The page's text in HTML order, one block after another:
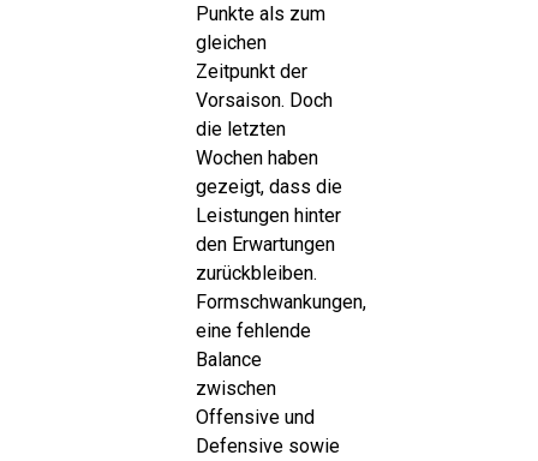
Punkte als zum
gleichen
Zeitpunkt der
Vorsaison. Doch
die letzten
Wochen haben
gezeigt, dass die
Leistungen hinter
den Erwartungen
zurückbleiben.
Formschwankungen,
eine fehlende
Balance
zwischen
Offensive und
Defensive sowie